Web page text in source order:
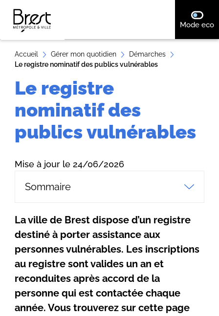
e
r
a
c
o
n
t
Mode eco
Accueil Gérer mon quotidien
Démarches
Le registre nominatif des publics vulnérables
Le registre
nominatif des
publics vulnérables
Mise à jour le 24/06/2026
Sommaire
La ville de Brest dispose d’un registre
destiné à porter assistance aux
personnes vulnérables. Les inscriptions
au registre sont valides un an et
reconduites après accord de la
personne qui est contactée chaque
année. Vous trouverez sur cette page